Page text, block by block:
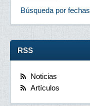
Búsqueda por fechas
RSS
Noticias
Artículos